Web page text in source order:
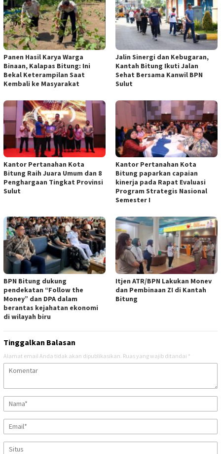
Panen Hasil Karya Warga
Binaan, Kalapas Bitung: Ini
Bekal Keterampilan Saat
Kembali ke Masyarakat
Jalin Sinergi dan Kebugaran,
Kantah Bitung Ikuti Jalan
Sehat Bersama Kanwil BPN
Sulut
Kantor Pertanahan Kota
Bitung Raih Juara Umum dan 8
Penghargaan Tingkat Provinsi
Sulut
Kantor Pertanahan Kota
Bitung paparkan capaian
kinerja pada Rapat Evaluasi
Program Strategis Nasional
Semester I
BPN Bitung dukung
pendekatan “Follow the
Money” dan DPA dalam
berantas kejahatan ekonomi
di wilayah biru
Itjen ATR/BPN Lakukan Monev
dan Pembinaan ZI di Kantah
Bitung
Tinggalkan Balasan
Alamat email Anda tidak akan dipublikasikan. Ruas yang wajib ditandai *